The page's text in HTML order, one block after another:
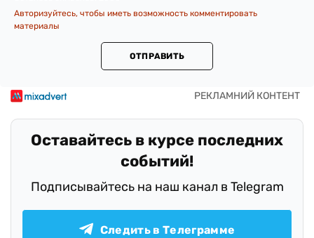
Авторизуйтесь, чтобы иметь возможность комментировать
материалы
ОТПРАВИТЬ
Оставайтесь в курсе последних
событий!
Подписывайтесь на наш канал в Telegram
Следить в Телеграмме